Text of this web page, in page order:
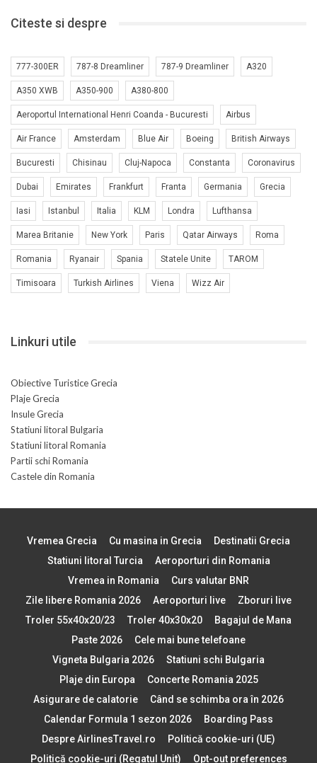
Citeste si despre
777-300ER 787-8 Dreamliner 787-9 Dreamliner A320
A350 XWB A350-900 A380-800
Aeroportul International Henri Coanda - Bucuresti Airbus
Air France Amsterdam Blue Air Boeing British Airways
Bucuresti Chisinau Cluj-Napoca Constanta Coronavirus
Dubai Emirates Frankfurt Franta Germania Grecia
Iasi Istanbul Italia KLM Londra Lufthansa
Marea Britanie New York Paris Qatar Airways Roma
Romania Ryanair Spania Statele Unite TAROM
Timisoara Turkish Airlines Viena Wizz Air
Linkuri utile
Obiective Turistice Grecia
Plaje Grecia
Insule Grecia
Statiuni litoral Bulgaria
Statiuni litoral Romania
Partii schi Romania
Castele din Romania
Vremea Grecia Cu masina in Grecia
Destinatii Grecia
Statiuni litoral Turcia
Aeroporturi din Romania
Vremea in Romania
Curs valutar BNR
Zile libere Romania 2026
Aeroporturi live
Zboruri live
Troler 55x40x20/23
Troler 40x30x20
Bagajul de Mana
Paste 2026
Cele mai bune telefoane
Vigneta Bulgaria 2026
Statiuni schi Bulgaria
Plaje din Europa
Concerte Romania 2025
Asigurare de calatorie
Când se schimba ora în 2026
Calendar Formula 1 sezon 2026
Boarding Pass
Despre AirlinesTravel.ro
Politică cookie-uri (UE)
Politică cookie-uri (Regatul Unit)
Opt-out preferences